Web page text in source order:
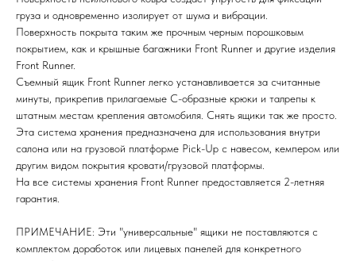
груза и одновременно изолирует от шума и вибрации.
Поверхность покрыта таким же прочным черным порошковым
покрытием, как и крышные багажники Front Runner и другие изделия
Front Runner.
Съемный ящик Front Runner легко устанавливается за считанные
минуты, прикрепив прилагаемые С-образные крюки и талрепы к
штатным местам крепления автомобиля. Снять ящики так же просто.
Эта система хранения предназначена для использования внутри
салона или на грузовой платформе Pick-Up с навесом, кемпером или
другим видом покрытия кровати/грузовой платформы.
На все системы хранения Front Runner предоставляется 2-летняя
гарантия.
ПРИМЕЧАНИЕ: Эти "универсальные" ящики не поставляются с
комплектом доработок или лицевых панелей для конкретного